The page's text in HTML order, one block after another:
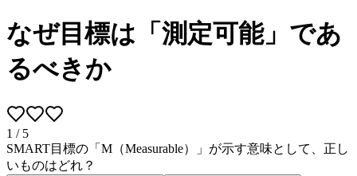
なぜ目標は「測定可能」であ
るべきか
1 / 5
SMART目標の「M（Measurable）」が示す意味として、正し
いものはどれ？